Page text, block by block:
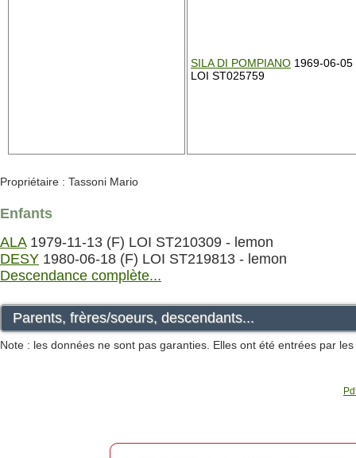
SILA DI POMPIANO 1969-06-05
LOI ST025759
Propriétaire : Tassoni Mario
Enfants
ALA1979-11-13 (F) LOI ST210309 - lemon
DESY 1980-06-18 (F) LOI ST219813 - lemon
Descendance complète...
Parents, frères/soeurs, descendants...
Note : les données ne sont pas garanties. Elles ont été entrées par